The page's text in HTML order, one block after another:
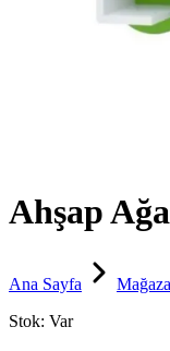
Ahşap
Ana Sayfa Mağaza
Stok: Var